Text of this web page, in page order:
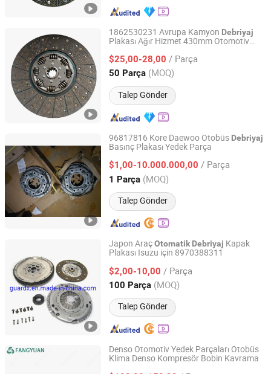
1862530231 Avrupa Kamyon Debriyaj
Plakası Ağır Hizmet 430mm Otomotiv
$25,00-28,00 / Parça
50 Parça (MOQ)
Talep Gönder
Shandong Welle Vehicle & Parts Co., Ltd.
Shandong, China Fiyat 2025
96817816 Kore Daewoo Otobüs Debriyaj
Basınç Plakası Yedek Parça
$1,00-10.000.000,00 / Parça
1 Parça (MOQ)
Talep Gönder
Hangzhou Hengjing Trading Co., Ltd.
Zhejiang, China Fiyat 2015
Japon AraçOtomatik Debriyaj Kapak
Plakası Isuzu için 8970388311
$2,00-10,00 / Parça
100 Parça (MOQ)
Talep Gönder
Qingdao Guardx Industry Co., Ltd
Shandong, China Fiyat 2019
Denso Otomotiv Yedek Parçaları Otobüs
Klima Denso Kompresör Bobin Kavrama
Guangdong Fangyuyuan Refrigeration Industrial Co.,Ltd.